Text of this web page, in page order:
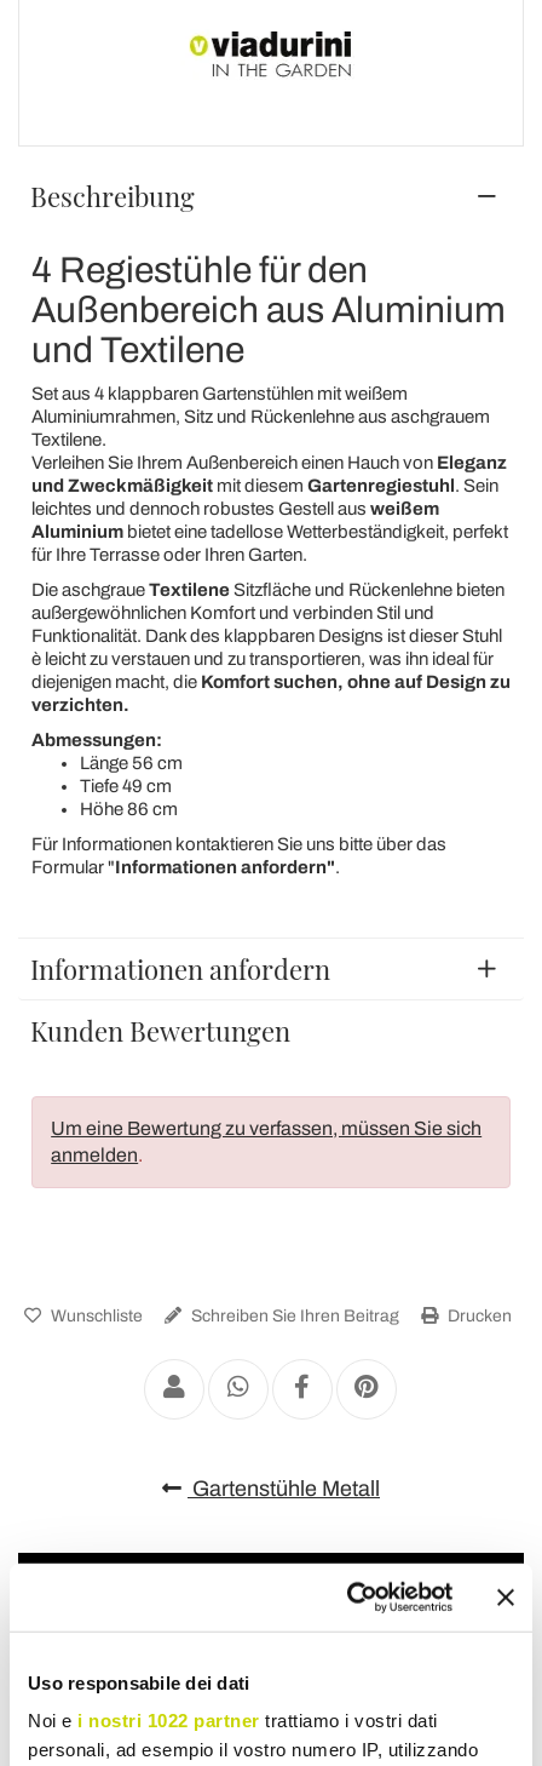
Uso responsabile dei dati
Noi e i nostri 1022 partner trattiamo i vostri dati
personali, ad esempio il vostro numero IP, utilizzando
Beschreibung
4 Regiestühle für den
Außenbereich aus Aluminium
und Textilene
Set aus 4 klappbaren Gartenstühlen mit weißem
Aluminiumrahmen, Sitz und Rückenlehne aus aschgrauem
Textilene.
Verleihen Sie Ihrem Außenbereich einen Hauch von Eleganz
und Zweckmäßigkeitmit diesem Gartenregiestuhl. Sein
leichtes und dennoch robustes Gestell aus weißem
Aluminiumbietet eine tadellose Wetterbeständigkeit, perfekt
für Ihre Terrasse oder Ihren Garten.
Die aschgraueTextileneSitzfläche und Rückenlehne bieten
außergewöhnlichen Komfort und verbinden Stil und
Funktionalität. Dank des klappbaren Designs ist dieser Stuhl
è leicht zu verstauen und zu transportieren, was ihn ideal für
diejenigen macht, die Komfort suchen, ohne auf Design zu
verzichten.
Abmessungen:
Länge 56 cm
Tiefe 49 cm
Höhe 86 cm
Für Informationen kontaktieren Sie uns bitte über das
Formular "Informationen anfordern".
Informationen anfordern
Kunden Bewertungen
Um eine Bewertung zu verfassen, müssen Sie sich
anmelden.
Wunschliste Schreiben Sie Ihren Beitrag Drucken
Gartenstühle Metall